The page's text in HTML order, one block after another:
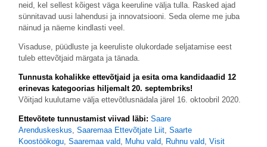
neid, kel sellest kõigest väga keeruline välja tulla. Rasked ajad
sünnitavad uusi lahendusi ja innovatsiooni. Seda oleme me juba
näinud ja näeme kindlasti veel.
Visaduse, püüdluste ja keeruliste olukordade seljatamise eest
tuleb ettevõtjaid märgata ja tänada.
Tunnusta kohalikke ettevõtjaid ja esita oma kandidaadid 12
erinevas kategoorias hiljemalt 20. septembriks!
Võitjad kuulutame välja ettevõtlusnädala järel 16. oktoobril 2020.
Ettevõtete tunnustamist viivad läbi: Saare
Arenduskeskus Saaremaa Ettevõtjate Liit, Saarte
Koostöökogu, Saaremaa vald, Muhu vald, Ruhnu vald, Visit